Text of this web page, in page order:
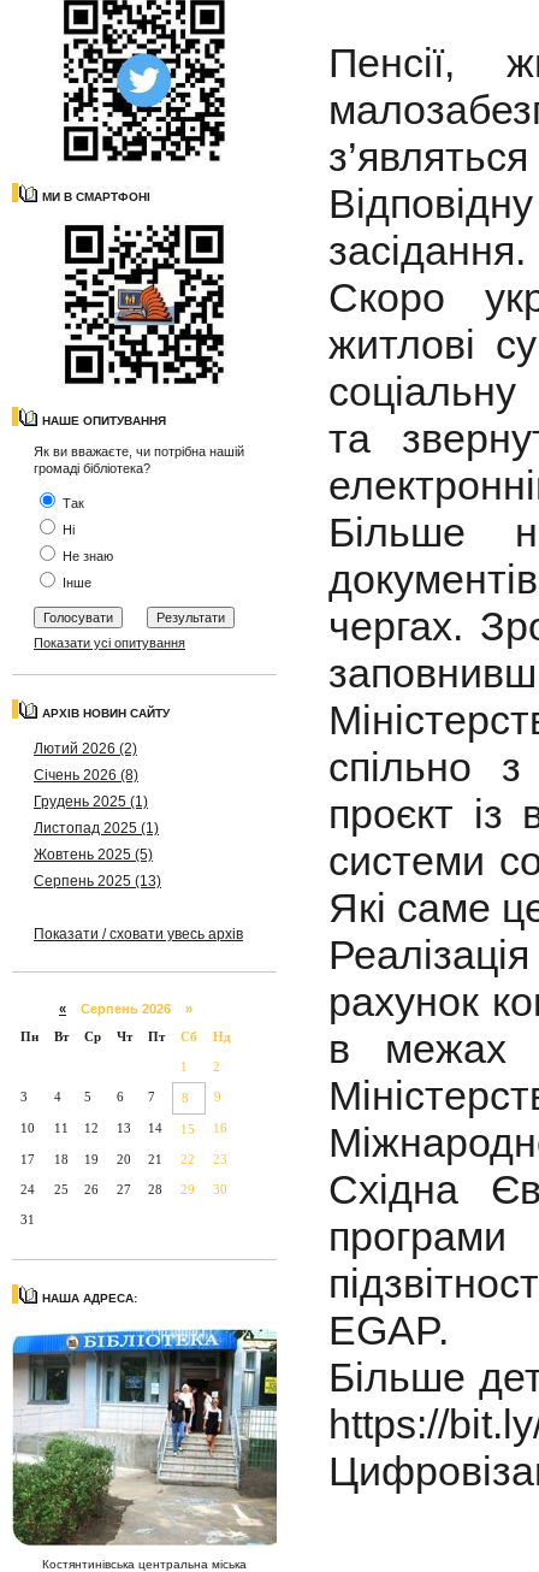
МИ В СМАРТФОНІ
НАШЕ ОПИТУВАННЯ
Як ви вважаєте, чи потрібна нашій
громаді бібліотека?
Так
Ні
Не знаю
Інше
Показати усі опитування
АРХІВ НОВИН САЙТУ
Лютий 2026 (2)
Січень 2026 (8)
Грудень 2025 (1)
Листопад 2025 (1)
Жовтень 2025 (5)
Серпень 2025 (13)
Показати / сховати увесь архів
« Серпень 2026 »
Пн
Вт Ср Чт Пт Сб Нд
1 2
3 4 5 6 7 8 9
10 11 12 13 14 15 16
17 18 19 20 21 22 23
24 25 26 27 28 29 30
31
НАША АДРЕСА:
Костянтинівська центральна міська
Пенсії,
засідання.
Скоро
житлові
та
Більше
чергах.
спільно
проєкт із
системи
Які саме
рахунок
в межах
Східна
EGAP.
Більше
https://